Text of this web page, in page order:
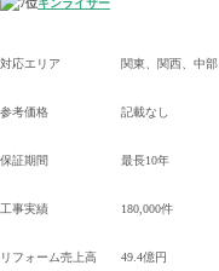
キンライサー
対応エリア 関東、関西、中部
参考価格 記載なし
保証期間 最長10年
工事実績 180,000件
リフォーム売上高 49.4億円